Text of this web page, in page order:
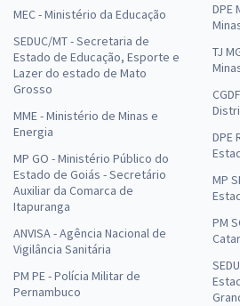
MEC - Ministério da Educação
SEDUC/MT - Secretaria de
Estado de Educação, Esporte e
Lazer do estado de Mato
Grosso
MME - Ministério de Minas e
Energia
MP GO - Ministério Público do
Estado de Goiás - Secretário
Auxiliar da Comarca de
Itapuranga
ANVISA - Agência Nacional de
Vigilância Sanitária
PM PE - Polícia Militar de
Pernambuco
DPE
TJ
DPE
MP
PM